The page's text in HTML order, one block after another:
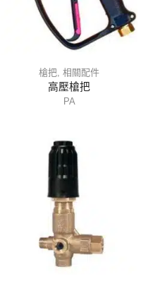
槍把, 相關配件
高壓槍把
PA